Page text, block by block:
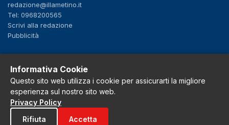
redazione@illametino.it
Tel: 0968200565
Scrivi alla redazione
Pubblicità
SEGUICI
f X IG YT
Privacy Policy
Cookie Policy
Informativa Cookie
Questo sito web utilizza i cookie per assicurarti la migliore
esperienza sul nostro sito web.
Privacy Policy
Rifiuta
Accetta